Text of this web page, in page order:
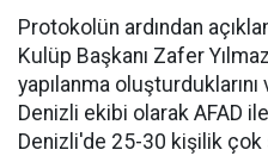
Protokolün ardından
Kulüp Başkanı Zafer
yapılanma
Denizli ekibi olarak AFAD
Denizli'de 25-30 kişilik